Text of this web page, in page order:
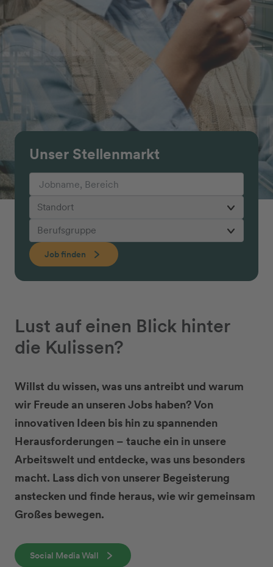
Unser Stellenmarkt
Job finden
Lust auf einen Blick hinter
die Kulissen?
Willst du wissen, was uns antreibt und warum
wir Freude an unseren Jobs haben? Von
innovativen Ideen bis hin zu spannenden
Herausforderungen – tauche ein in unsere
Arbeitswelt und entdecke, was uns besonders
macht. Lass dich von unserer Begeisterung
anstecken und finde heraus, wie wir gemeinsam
Großes bewegen.
Social Media Wall